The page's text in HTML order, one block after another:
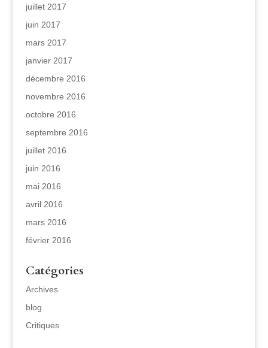
juillet 2017
juin 2017
mars 2017
janvier 2017
décembre 2016
novembre 2016
octobre 2016
septembre 2016
juillet 2016
juin 2016
mai 2016
avril 2016
mars 2016
février 2016
Catégories
Archives
blog
Critiques